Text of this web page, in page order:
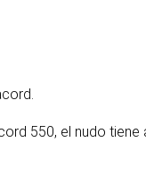
550, el nudo